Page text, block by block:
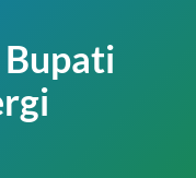
Bupati